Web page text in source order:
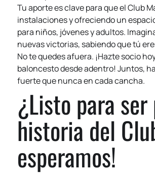
Tu aporte es clave para que el Club
instalaciones y ofreciendo un
para niños, jóvenes y adultos.
nuevas victorias, sabiendo que tú
No te quedes afuera. ¡Hazte socio
baloncesto desde adentro! Juntos,
fuerte que nunca en cada cancha.
¿Listo para
historia del
esperamos!